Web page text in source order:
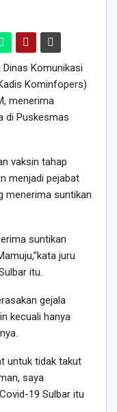
Dinas Komunikasi
Kominfopers)
menerima
di Puskesmas
vaksin tahap
menjadi pejabat
menerima suntikan
suntikan
juru
itu.
gejala
kecuali hanya
untuk tidak takut
saya
19 Sulbar itu